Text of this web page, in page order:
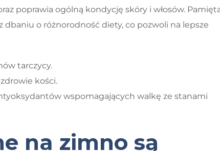
poprawia ogólną kondycję skóry i włosów.
o różnorodność diety, co pozwoli na lepsze
tarczycy.
kości.
wspomagających walkę ze stanami
na zimno są